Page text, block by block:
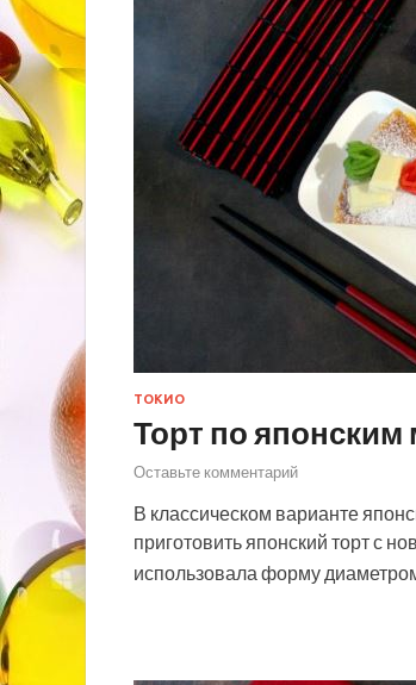
ТОКИО
Торт по японским
Оставьте комментарий
В классическом варианте
приготовить японский торт с
использовала форму